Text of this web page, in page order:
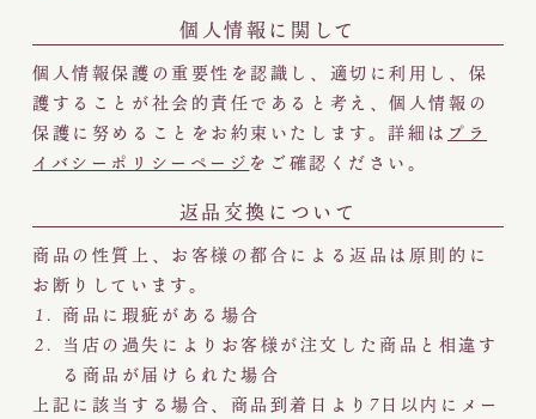
個人情報に関して
個人情報保護の重要性を認識し、適切に利用し、保
護することが社会的責任であると考え、個人情報の
保護に努めることをお約束いたします。詳細は プラ
イバシーポリシーページ をご確認ください。
返品交換について
商品の性質上、お客様の都合による返品は原則的に
お断りしています。
商品に瑕疵がある場合
当店の過失によりお客様が注文した商品と相違す
る商品が届けられた場合
上記に該当する場合、商品到着日より7日以内にメー